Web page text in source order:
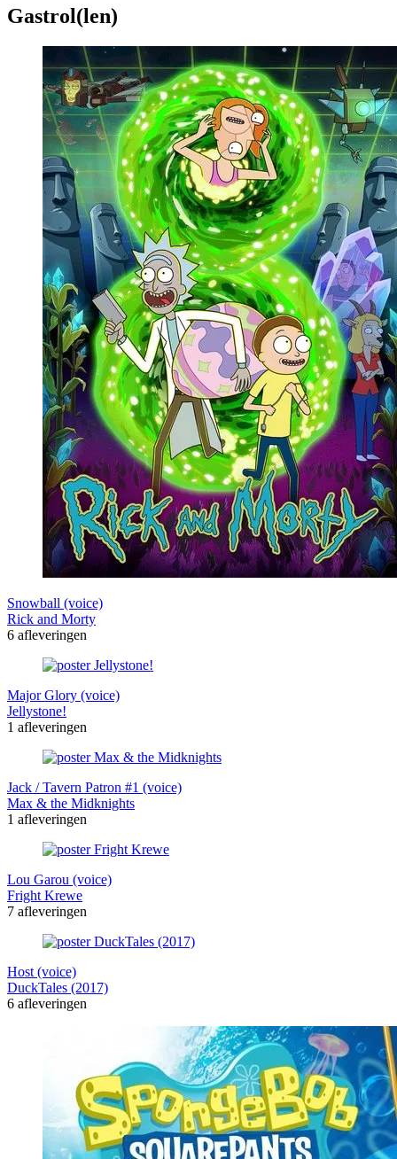
Gastrol(len)
Snowball (voice)
Rick and Morty
6 afleveringen
Major Glory (voice)
Jellystone!
1 afleveringen
Jack / Tavern Patron #1 (voice)
Max & the Midknights
1 afleveringen
Lou Garou (voice)
Fright Krewe
7 afleveringen
Host (voice)
DuckTales (2017)
6 afleveringen